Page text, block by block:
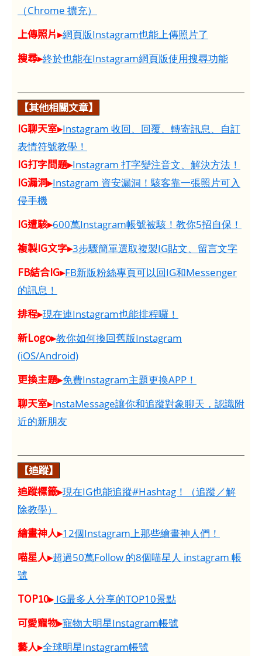
（Chrome 擴充）
上傳照片▸網頁版Instagram也能上傳照片了
搜尋▸終於也能在Instagram網頁版使用搜尋功能
【其他相關文章】
IG聊天室▸Instagram 收回、回覆、轉寄訊息、自訂
表情符號教學！
IG打字問題▸Instagram 打字變注音文、解決方法！
IG漏洞▸Instagram 資安漏洞！駭客靠一張照片可入
侵手機
IG遭駭▸600萬Instagram帳號被駭！教你5招自保！
複製IG文字▸3步驟簡單選取複製IG貼文、留言文字
FB結合IG▸FB新版粉絲專頁可以回IG和Messenger
的訊息！
排程▸現在連Instagram也能排程囉！
新Logo▸教你如何換回舊版Instagram
(iOS/Android)
更換主題▸免費Instagram主題更換APP！
聊天室▸InstaMessage讓你和追蹤對象聊天，認識附
近的新朋友
【追蹤】
追蹤標籤▸現在IG也能追蹤#Hashtag！（追蹤／解
除教學）
繪畫神人▸12個Instagram上那些繪畫神人們！
喵星人▸超過50萬Follow 的8個喵星人 instagram 帳
號
TOP10▸IG最多人分享的TOP10景點
可愛寵物▸寵物大明星Instagram帳號
藝人▸全球明星Instagram帳號